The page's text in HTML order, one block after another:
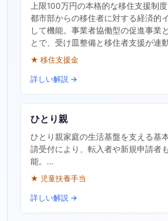
上限100万円の本格的な移住支援制度
都市部からの移住者に対する経済的
して機能。事業者協働型の促進事業
とで、受け皿整備と移住者支援が連
★ 移住支援金
詳しい解説 →
ひとり親
ひとり親家庭の生活基盤を支える基
請受付により、転入者や新規申請者
能。…
★ 児童扶養手当
詳しい解説 →